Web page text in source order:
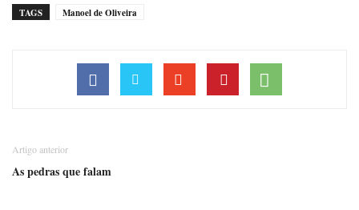
TAGS Manoel de Oliveira
Artigo anterior
As pedras que falam